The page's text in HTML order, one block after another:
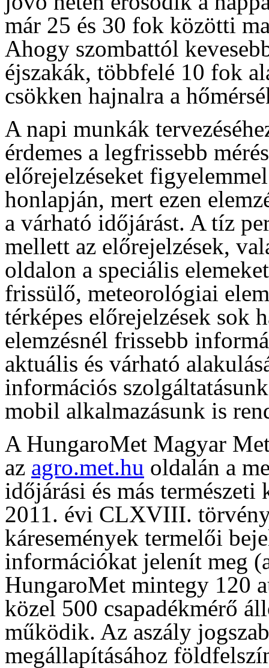
már 25 és 30 fok közötti
Ahogy szombattól
éjszakák, többfelé 10 fok
csökken hajnalra a
A napi munkák
érdemes a legfrissebb
előrejelzéseket
honlapján, mert ezen
a várható időjárást. A tíz
mellett az előrejelzések,
oldalon a speciális
frissülő, meteorológiai
térképes előrejelzések sok
elemzésnél frissebb
aktuális és várható
információs
mobil alkalmazásunk is
A HungaroMet Magyar
az agro.met.hu oldalán a
időjárási és más
2011. évi CLXVIII.
káresemények termelői
információkat jelenít meg
HungaroMet mintegy 120
közel 500 csapadékmérő
működik. Az aszály
megállapításához